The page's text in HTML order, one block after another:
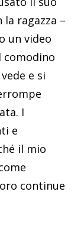
ragazza –
un video
e si
I
e
il mio
continue